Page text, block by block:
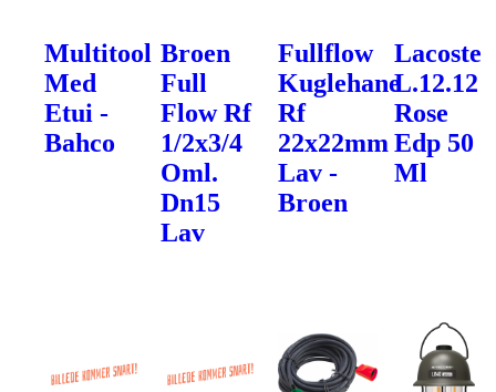
Multitool
Med
Etui -
Bahco
Broen
Full
Flow Rf
1/2x3/4
Oml.
Dn15
Lav
Fullflow
Kuglehane
Rf
22x22mm
Lav -
Broen
Lacoste
L.12.12
Rose
Edp 50
Ml